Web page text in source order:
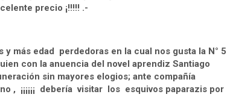
precio ¡!!!!! .-
más edad perdedoras en la cual nos gusta la N° 5
con la anuencia del novel aprendiz Santiago
sin mayores elogios; ante compañía
, ¡¡¡¡¡¡ debería visitar los esquivos paparazis por